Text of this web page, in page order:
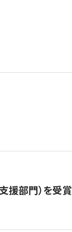
援部門）を受賞